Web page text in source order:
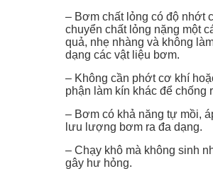
– Bơm chất lỏng có độ nhớt
chuyển chất lỏng nặng một
quả, nhẹ nhàng và không
dạng các vật liệu bơm.
– Không cần phớt cơ khí
phận làm kín khác để chống
– Bơm có khả năng tự mồi,
lưu lượng bơm ra đa dạng.
– Chạy khô mà không sinh
gây hư hỏng.